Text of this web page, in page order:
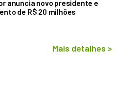
anuncia novo presidente e
de R$ 20 milhões
Mais detalhes >